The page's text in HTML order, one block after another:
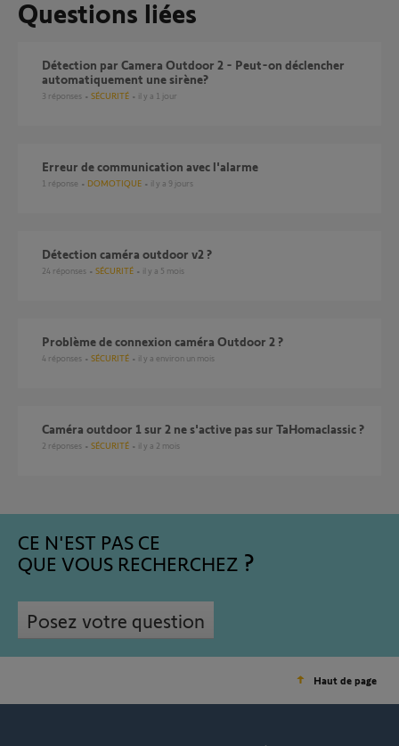
Questions liées
Détection par Camera Outdoor 2 - Peut-on déclencher
automatiquement une sirène?
3 réponses SÉCURITÉ il y a 1 jour
erreur de communication avec l'alarme
1 réponse DOMOTIQUE il y a 9 jours
Détection caméra outdoor v2 ?
24 réponses SÉCURITÉ il y a 5 mois
Problème de connexion caméra Outdoor 2 ?
4 réponses SÉCURITÉ il y a environ un mois
Caméra outdoor 1 sur 2 ne s'active pas sur TaHomaclassic ?
2 réponses SÉCURITÉ il y a 2 mois
CE N'EST PAS CE
QUE VOUS RECHERCHEZ
Posez votre question
Haut de page